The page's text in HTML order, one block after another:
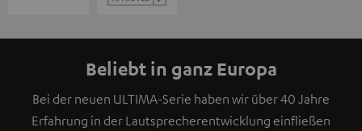
Beliebt in ganz Europa
Bei der neuen ULTIMA-Serie haben wir über 40 Jahre
Erfahrung in der Lautsprecherentwicklung einfließen